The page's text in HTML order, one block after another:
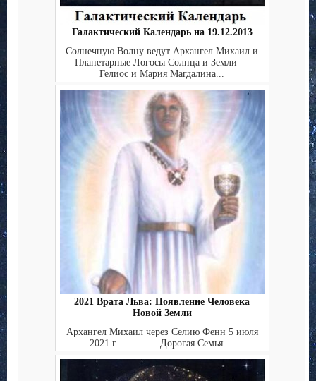
Галактический Календарь на 19.12.2013
Солнечную Волну ведут Архангел Михаил и
Планетарные Логосы Солнца и Земли —
Гелиос и Мария Магдалина...
2021 Врата Льва: Появление Человека
Новой Земли
Архангел Михаил через Селию Фенн 5 июля
2021 г. . . . . . . . Дорогая Семья ...